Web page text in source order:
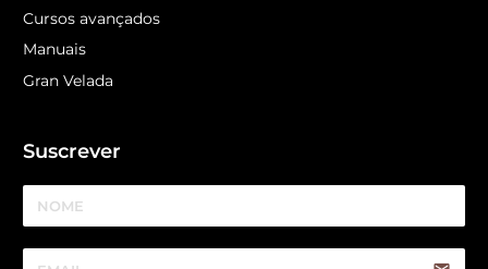
Cursos avançados
Manuais
Gran Velada
Suscrever